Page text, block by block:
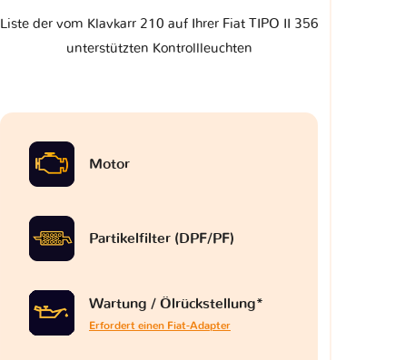
Liste der vom Klavkarr 210 auf Ihrer Fiat TIPO II 356
unterstützten Kontrollleuchten
Motor
Partikelfilter (DPF/PF)
Wartung / Ölrückstellung*
Erfordert einen Fiat-Adapter